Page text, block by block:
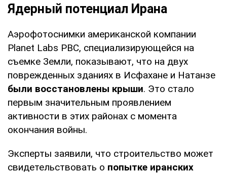
Ядерный потенциал Ирана
Аэрофотоснимки американской компании
Planet Labs PBC, специализирующейся на
съемке Земли, показывают, что на двух
поврежденных зданиях в Исфахане и Натанзе
были восстановлены крыши. Это стало
первым значительным проявлением
активности в этих районах с момента
окончания войны.
Эксперты заявили, что строительство может
свидетельствовать о попытке иранских